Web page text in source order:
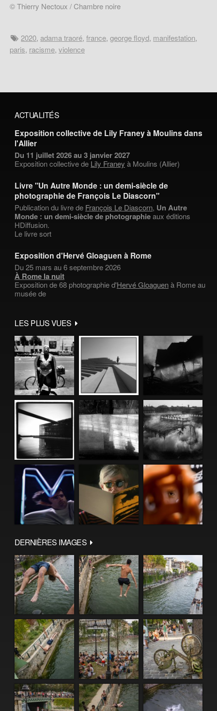
© Thierry Nectoux / Chambre noire
2020, adama traoré,france,george floyd, manifestation,
paris, racisme, violence
ACTUALITÉS
Exposition collective de Lily Franey à Moulins dans
l'Allier
Du 11 juillet 2026 au 3 janvier 2027
Exposition collective de Lily Franey à Moulins (Allier)
Livre "Un Autre Monde : un demi-siècle de
photographie de François Le Diascorn"
Publication du livre de François Le Diascorn, Un Autre
Monde : un demi-siècle de photographieaux éditions
HDiffusion.
Le livre sort
Exposition d'Hervé Gloaguen à Rome
Du 25 mars au 6 septembre 2026
À Rome la nuit
Exposition de 68 photographie d'Hervé Gloaguenà Rome au
musée de
LES PLUS VUES
DERNIÈRES IMAGES